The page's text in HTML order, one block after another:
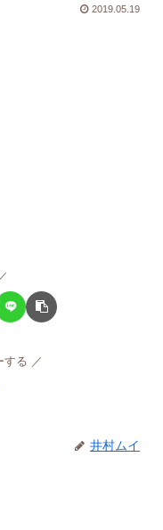
2019.05.19
する
井村ムイ